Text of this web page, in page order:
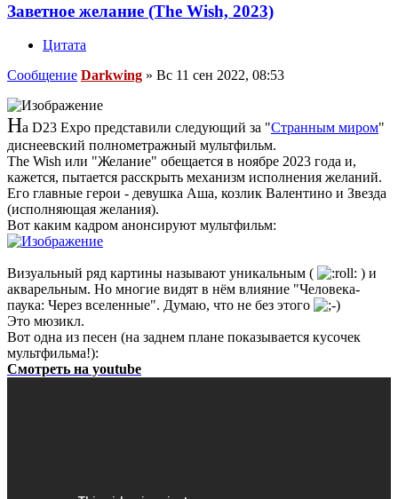
Заветное желание (The Wish, 2023)
Цитата
Сообщение Darkwing » Вс 11 сен 2022, 08:53
На D23 Expo представили следующий за "Странным миром"
диснеевский полнометражный мультфильм.
The Wish или "Желание" обещается в ноябре 2023 года и,
кажется, пытается расскрыть механизм исполнения желаний.
Его главные герои - девушка Аша, козлик Валентино и Звезда
(исполняющая желания).
Вот каким кадром анонсируют мультфильм:
Визуальный ряд картины называют уникальным (
) и
акварельным. Но многие видят в нём влияние "Человека-
паука: Через вселенные". Думаю, что не без этого
Это мюзикл.
Вот одна из песен (на заднем плане показывается кусочек
мультфильма!):
Смотреть на youtube